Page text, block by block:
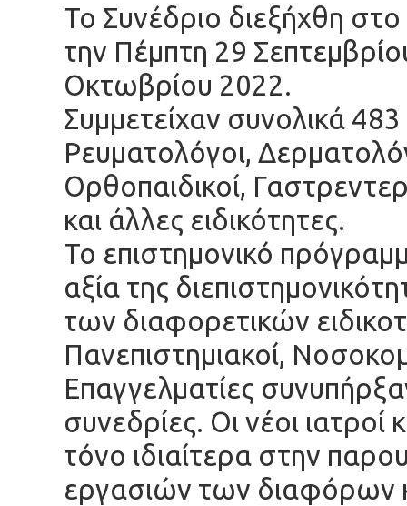
Το Συνέδριο διεξήχθη
την Πέμπτη 29
Οκτωβρίου 2022.
Συμμετείχαν συνολικά
Ρευματολόγοι,
Ορθοπαιδικοί,
και άλλες ειδικότητες.
Το επιστημονικό
αξία της
των διαφορετικών
Πανεπιστημιακοί,
Επαγγελματίες
συνεδρίες. Οι νέοι ιατροί
τόνο ιδιαίτερα στην
εργασιών των διαφόρων